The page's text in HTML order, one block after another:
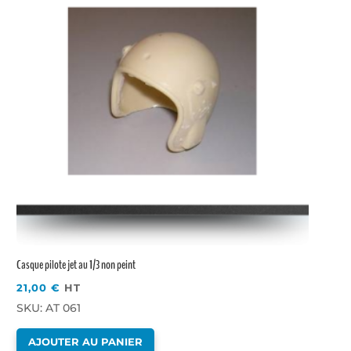
Casque pilote jet au 1/3 non peint
21,00€ HT
SKU: AT 061
AJOUTER AU PANIER